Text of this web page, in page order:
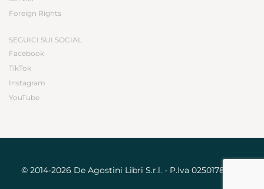
Foreign Rights
SEGUICI SUI SOCIAL
Facebook
TikTok
Instagram
YouTube
© 2014-2026 De Agostini Libri S.r.l. - P.Iva 02501780031